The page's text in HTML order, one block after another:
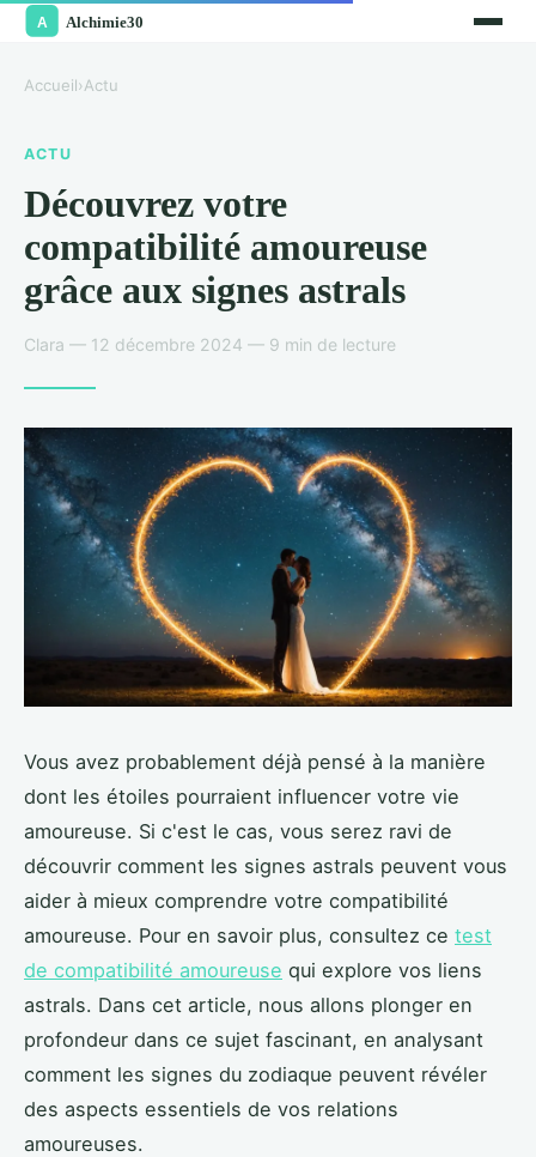
Accueil›Actu
ACTU
Découvrez votre
compatibilité amoureuse
grâce aux signes astrals
Clara — 12 décembre 2024 — 9 min de lecture
Vous avez probablement déjà pensé à la manière
dont les étoiles pourraient influencer votre vie
amoureuse. Si c'est le cas, vous serez ravi de
découvrir comment les signes astrals peuvent vous
aider à mieux comprendre votre compatibilité
amoureuse. Pour en savoir plus, consultez ce test
de compatibilité amoureuse qui explore vos liens
astrals. Dans cet article, nous allons plonger en
profondeur dans ce sujet fascinant, en analysant
comment les signes du zodiaque peuvent révéler
des aspects essentiels de vos relations
amoureuses.